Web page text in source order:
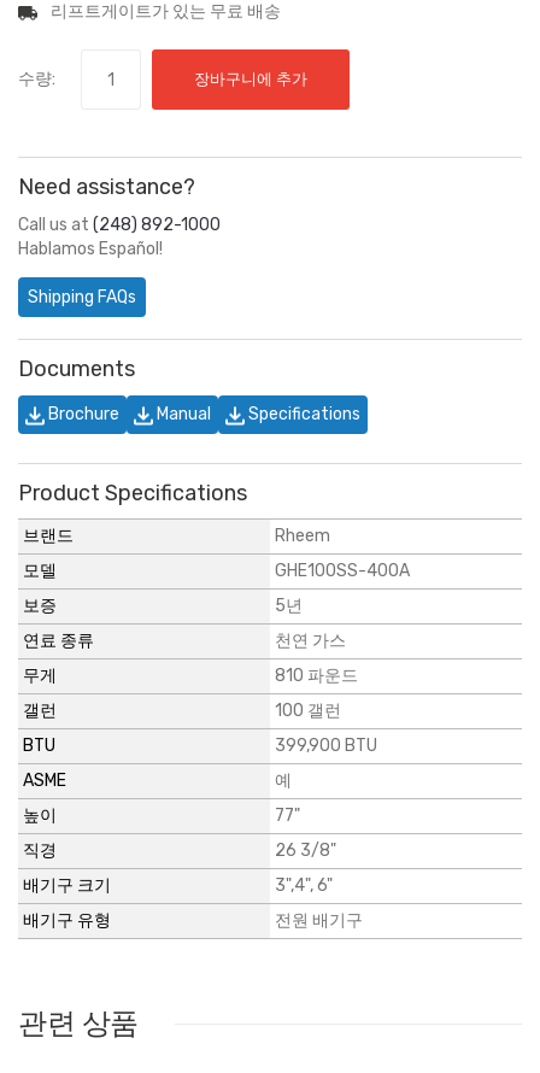
리프트게이트가 있는 무료 배송
수량: 장바구니에 추가
Need assistance?
Call us at (248) 892-1000
Hablamos Español!
Shipping FAQs
Documents
Brochure Manual Specifications
Product Specifications
브랜드
Rheem
모델
GHE100SS-400A
보증
5년
연료 종류
천연 가스
무게
810 파운드
갤런
100 갤런
BTU
399,900 BTU
ASME
예
높이
77"
직경
26 3/8"
배기구 크기
3",4", 6"
배기구 유형
전원 배기구
관련 상품